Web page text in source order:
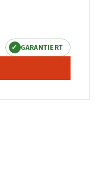
✓ GARANTIERT